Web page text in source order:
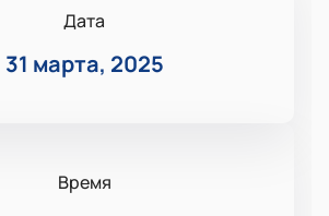
Дата
31 марта, 2025
Время